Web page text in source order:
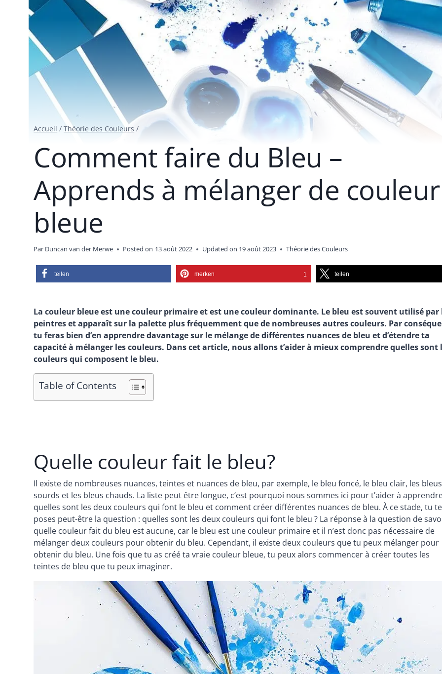
Accueil / Théorie des Couleurs /
Comment faire du Bleu –
Apprends à mélanger de couleur
bleue
Par Duncan van der Merwe Posted on 13 août 2022 Updated on 19 août 2023 Théorie des Couleurs
teilen merken 1 teilen
La couleur bleue est une couleur primaire et est une couleur dominante. Le bleu est souvent utilisé par
peintres et apparaît sur la palette plus fréquemment que de nombreuses autres couleurs. Par
tu feras bien d’en apprendre davantage sur le mélange de différentes nuances de bleu et d’étendre ta
capacité à mélanger les couleurs. Dans cet article, nous allons t’aider à mieux comprendre quelles sont
couleurs qui composent le bleu.
Table of Contents
Quelle couleur fait le bleu?
Il existe de nombreuses nuances, teintes et nuances de bleu, par exemple, le bleu foncé, le bleu clair, les bleus
sourds et les bleus chauds. La liste peut être longue, c’est pourquoi nous sommes ici pour t’aider à
quelles sont les deux couleurs qui font le bleu et comment créer différentes nuances de bleu. À ce stade, tu te
poses peut-être la question : quelles sont les deux couleurs qui font le bleu ? La réponse à la question de
quelle couleur fait du bleu est aucune, car le bleu est une couleur primaire et il n’est donc pas nécessaire de
mélanger deux couleurs pour obtenir du bleu. Cependant, il existe deux couleurs que tu peux mélanger pour
obtenir du bleu. Une fois que tu as créé ta vraie couleur bleue, tu peux alors commencer à créer toutes les
teintes de bleu que tu peux imaginer.